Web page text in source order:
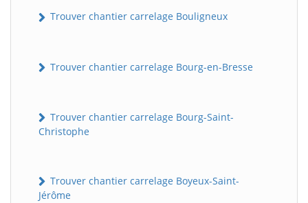
Trouver chantier carrelage Bouligneux
Trouver chantier carrelage Bourg-en-Bresse
Trouver chantier carrelage Bourg-Saint-
Christophe
Trouver chantier carrelage Boyeux-Saint-
Jérôme